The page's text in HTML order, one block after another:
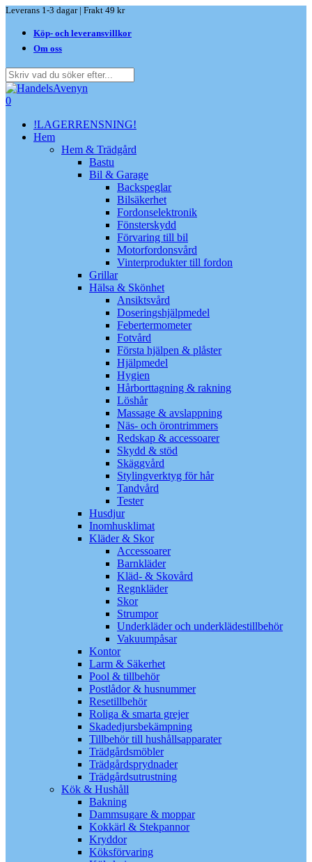
Skip
main
content
Leverans 1-3 dagar | Frakt 49 kr
Köp- och leveransvillkor
Om oss
Close
Search
search
0
!LAGERRENSNING!
Hem
Hem & Trädgård
Bastu
Bil & Garage
Backspeglar
Bilsäkerhet
Fordonselektronik
Fönsterskydd
Förvaring till bil
Motorfordonsvård
Vinterprodukter till fordon
Grillar
Hälsa & Skönhet
Ansiktsvård
Doseringshjälpmedel
Febertermometer
Fotvård
Första hjälpen & plåster
Hjälpmedel
Hygien
Hårborttagning & rakning
Löshår
Massage & avslappning
Näs- och örontrimmers
Redskap & accessoarer
Skydd & stöd
Skäggvård
Stylingverktyg för hår
Tandvård
Tester
Husdjur
Inomhusklimat
Kläder & Skor
Accessoarer
Barnkläder
Kläd- & Skovård
Regnkläder
Skor
Strumpor
Underkläder och underklädestillbehör
Vakuumpåsar
Kontor
Larm & Säkerhet
Pool & tillbehör
Postlådor & husnummer
Resetillbehör
Roliga & smarta grejer
Skadedjursbekämpning
Tillbehör till hushållsapparater
Trädgårdsmöbler
Trädgårdsprydnader
Trädgårdsutrustning
Kök & Hushåll
Bakning
Dammsugare & moppar
Kokkärl & Stekpannor
Kryddor
Köksförvaring